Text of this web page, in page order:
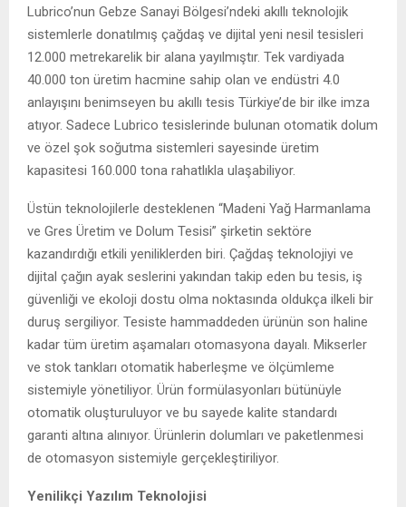
Lubrico’nun Gebze Sanayi Bölgesi’ndeki akıllı teknolojik
sistemlerle donatılmış çağdaş ve dijital yeni nesil tesisleri
12.000 metrekarelik bir alana yayılmıştır. Tek vardiyada
40.000 ton üretim hacmine sahip olan ve endüstri 4.0
anlayışını benimseyen bu akıllı tesis Türkiye’de bir ilke imza
atıyor. Sadece Lubrico tesislerinde bulunan otomatik dolum
ve özel şok soğutma sistemleri sayesinde üretim
kapasitesi 160.000 tona rahatlıkla ulaşabiliyor.
Üstün teknolojilerle desteklenen “Madeni Yağ Harmanlama
ve Gres Üretim ve Dolum Tesisi” şirketin sektöre
kazandırdığı etkili yeniliklerden biri. Çağdaş teknolojiyi ve
dijital çağın ayak seslerini yakından takip eden bu tesis, iş
güvenliği ve ekoloji dostu olma noktasında oldukça ilkeli bir
duruş sergiliyor. Tesiste hammaddeden ürünün son haline
kadar tüm üretim aşamaları otomasyona dayalı. Mikserler
ve stok tankları otomatik haberleşme ve ölçümleme
sistemiyle yönetiliyor. Ürün formülasyonları bütünüyle
otomatik oluşturuluyor ve bu sayede kalite standardı
garanti altına alınıyor. Ürünlerin dolumları ve paketlenmesi
de otomasyon sistemiyle gerçekleştiriliyor.
Yenilikçi Yazılım Teknolojisi